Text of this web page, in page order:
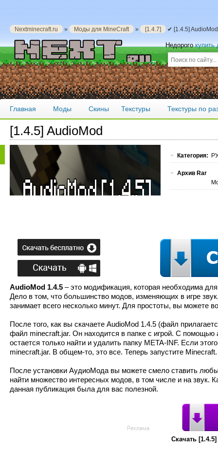
Nextminecraft.ru » Моды для MineCraft » [1.4.7] ✔ [1.4.5]
Недорогокупить
Главная Моды Скины Текстуры Текстуры по
[1.4.5] AudioMod
Категория:
Архив Rar
AudioMod 1.4.5 – это модификация, которая необходима
Дело в том, что большинство модов, изменяющих в игре
занимает всего несколько минут. Для простоты, вы можете
После того, как вы скачаете AudioMod 1.4.5 (файл
файл minecraft.jar. Он находится в папке с игрой. С помощью
остается только найти и удалить папку META-INF. Если
minecraft.jar. В общем-то, это все. Теперь запустите
После установки АудиоМода вы можете смело ставить
найти множество интересных модов, в том числе и на звук.
данная публикация была для вас полезной.
Скачать